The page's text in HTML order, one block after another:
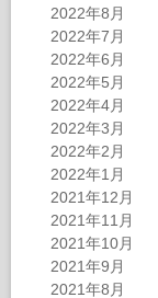
2022年8月
2022年7月
2022年6月
2022年5月
2022年4月
2022年3月
2022年2月
2022年1月
2021年12月
2021年11月
2021年10月
2021年9月
2021年8月